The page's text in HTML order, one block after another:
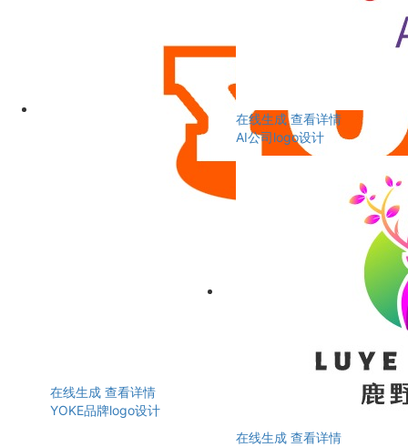
在线生成 查看详情
YOKE品牌logo设计
在线生成 查看详情
AI公司logo设计
在线生成 查看详情